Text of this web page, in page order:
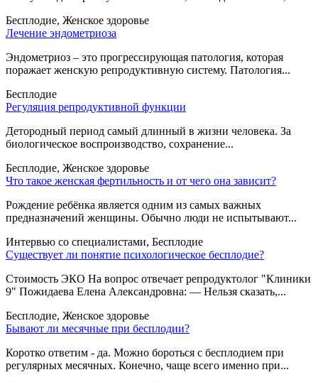
Бесплодие, Женское здоровье
Лечение эндометриоза
Эндометриоз – это прогрессирующая патология, которая
поражает женскую репродуктивную систему. Патология...
Бесплодие
Регуляция репродуктивной функции
Детородный период самый длинный в жизни человека. За
биологическое воспроизводство, сохранение...
Бесплодие, Женское здоровье
Что такое женская фертильность и от чего она зависит?
Рождение ребёнка является одним из самых важных
предназначений женщины. Обычно люди не испытывают...
Интервью со специалистами, Бесплодие
Существует ли понятие психологическое бесплодие?
Стоимость ЭКО На вопрос отвечает репродуктолог "Клиники
9" Пожидаева Елена Александровна: — Нельзя сказать,...
Бесплодие, Женское здоровье
Бывают ли месячные при бесплодии?
Коротко ответим - да. Можно бороться с бесплодием при
регулярных месячных. Конечно, чаще всего именно при...